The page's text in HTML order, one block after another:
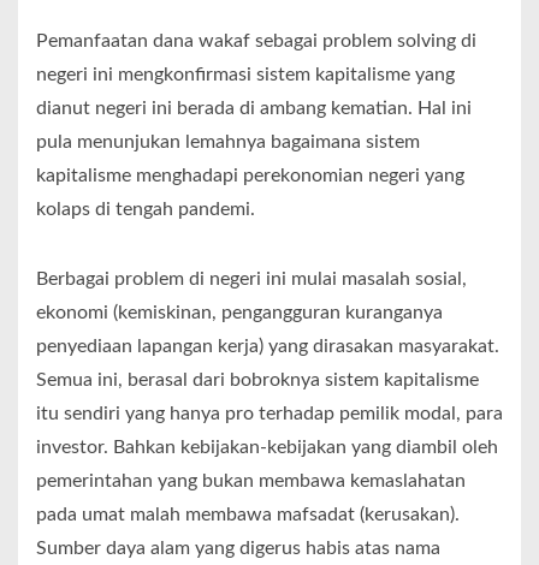
Pemanfaatan dana wakaf sebagai problem solving di
negeri ini mengkonfirmasi sistem kapitalisme yang
dianut negeri ini berada di ambang kematian. Hal ini
pula menunjukan lemahnya bagaimana sistem
kapitalisme menghadapi perekonomian negeri yang
kolaps di tengah pandemi.
Berbagai problem di negeri ini mulai masalah sosial,
ekonomi (kemiskinan, pengangguran kuranganya
penyediaan lapangan kerja) yang dirasakan masyarakat.
Semua ini, berasal dari bobroknya sistem kapitalisme
itu sendiri yang hanya pro terhadap pemilik modal, para
investor. Bahkan kebijakan-kebijakan yang diambil oleh
pemerintahan yang bukan membawa kemaslahatan
pada umat malah membawa mafsadat (kerusakan).
Sumber daya alam yang digerus habis atas nama